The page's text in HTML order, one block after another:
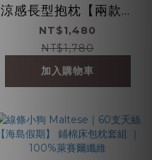
涼感長型抱枕【兩款任
選】
NT$1,480
NT$1,780
加入購物車